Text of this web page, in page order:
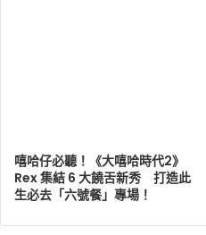
嘻哈仔必聽！《大嘻哈時代2》
Rex 集結 6 大饒舌新秀 打造此
生必去「六號餐」專場！